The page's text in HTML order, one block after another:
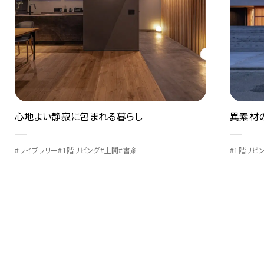
異素材の組み合わせが織りなす美空間
#1階リビング#土間#書斎
Vista
#1階リビ